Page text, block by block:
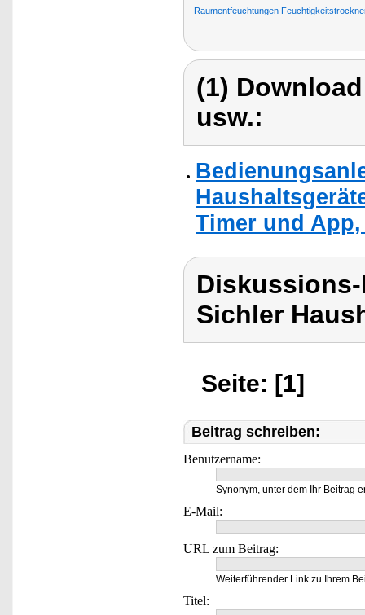
Raumentfeuchtungen
(1)
usw.:
Timer und
Sichler
Seite: [1]
Beitrag schreiben:
Benutzername:
Synonym, unter dem Ihr Beitrag
E-Mail:
URL zum Beitrag:
Weiterführender Link zu Ihrem
Titel: